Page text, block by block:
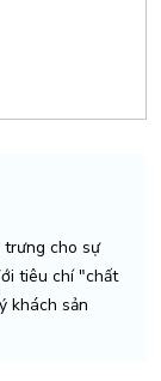
trưng cho sự
tiêu chí "chất
khách sản